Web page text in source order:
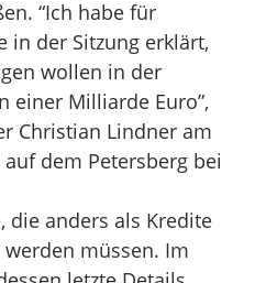
“Ich habe für
in der Sitzung erklärt,
wollen in der
einer Milliarde Euro”,
Christian Lindner am
dem Petersberg bei
die anders als Kredite
müssen. Im